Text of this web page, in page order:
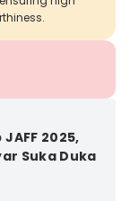
2025,
Suka Duka